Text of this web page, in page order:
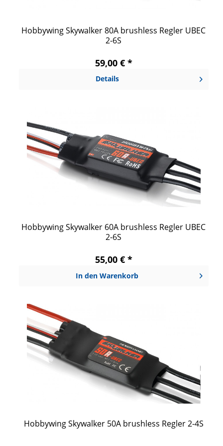
Hobbywing Skywalker 80A brushless Regler UBEC
2-6S
59,00 € *
Details
Hobbywing Skywalker 60A brushless Regler UBEC
2-6S
55,00 € *
In den Warenkorb
Hobbywing Skywalker 50A brushless Regler 2-4S